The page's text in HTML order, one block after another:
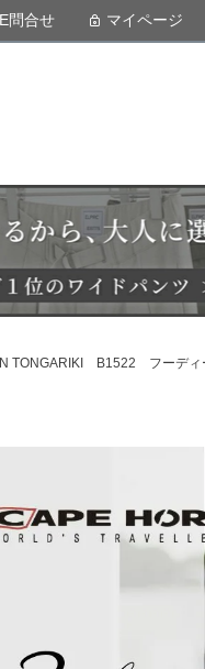
問合せ マイページ
TONGARIKI B1522 フーデ